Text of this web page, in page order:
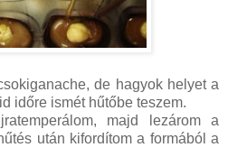
de hagyok helyet a
időre ismét hűtőbe teszem.
majd lezárom a
után kifordítom a formából a